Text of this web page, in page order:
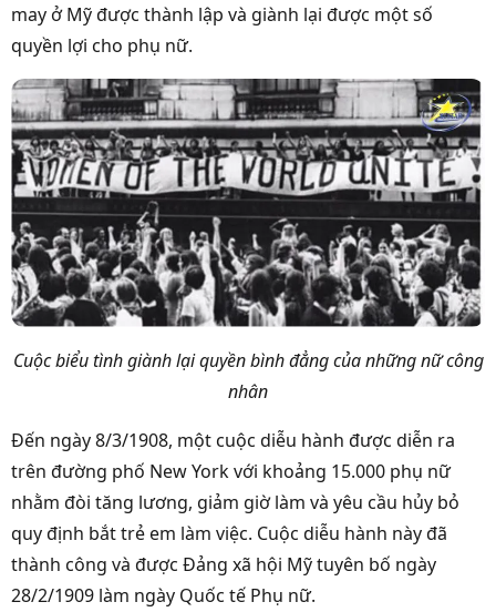
may ở Mỹ được thành lập và giành lại được một số
quyền lợi cho phụ nữ.
Cuộc biểu tình giành lại quyền bình đẳng của những nữ công
nhân
Đến ngày 8/3/1908, một cuộc diễu hành được diễn ra
trên đường phố New York với khoảng 15.000 phụ nữ
nhằm đòi tăng lương, giảm giờ làm và yêu cầu hủy bỏ
quy định bắt trẻ em làm việc. Cuộc diễu hành này đã
thành công và được Đảng xã hội Mỹ tuyên bố ngày
28/2/1909 làm ngày Quốc tế Phụ nữ.